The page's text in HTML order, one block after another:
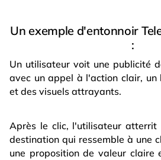
Un exemple d'entonnoir
:
Un utilisateur voit une publicité
avec un appel à l'action clair, un
et des visuels attrayants.
Après le clic, l'utilisateur atterrit
destination qui ressemble à une
une proposition de valeur claire